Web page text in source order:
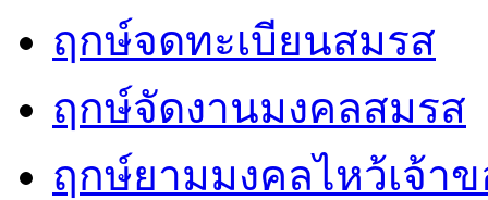
ฤกษ์จดทะเบียนสมรส
ฤกษ์จัดงานมงคลสมรส
ฤกษ์ยามมงคลไหว้เจ้า